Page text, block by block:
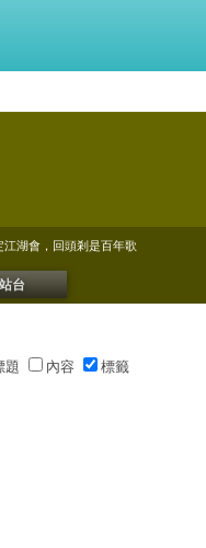
湖會，回頭剎是百年歌
台
題 內容 標籤